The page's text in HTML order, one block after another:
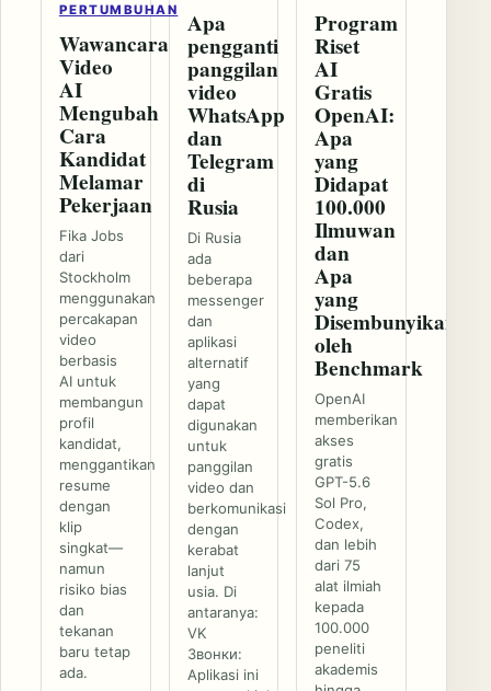
PERTUMBUHAN
Wawancara
Video
AI
Mengubah
Cara
Kandidat
Melamar
Pekerjaan
Fika Jobs
dari
Stockholm
menggunakan
percakapan
video
berbasis
AI untuk
membangun
profil
kandidat,
menggantikan
resume
dengan
klip
singkat—
namun
risiko bias
dan
tekanan
baru tetap
ada.
Apa
pengganti
panggilan
video
WhatsApp
dan
Telegram
di
Rusia
Di Rusia
ada
beberapa
messenger
dan
aplikasi
alternatif
yang
dapat
digunakan
untuk
panggilan
video dan
berkomunikasi
dengan
kerabat
lanjut
usia. Di
antaranya:
VK
Звонки:
Aplikasi ini
Program
Riset
AI
Gratis
OpenAI:
Apa
yang
Didapat
100.000
Ilmuwan
dan
Apa
yang
Disembunyikan
oleh
Benchmark
OpenAI
memberikan
akses
gratis
GPT-5.6
Sol Pro,
Codex,
dan lebih
dari 75
alat ilmiah
kepada
100.000
peneliti
akademis